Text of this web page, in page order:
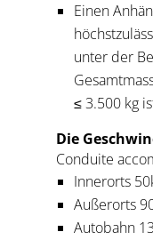
Einen
unter der
≤ 3.500 kg
Die
Conduite
Innerorts
Außerorts
Autobahn